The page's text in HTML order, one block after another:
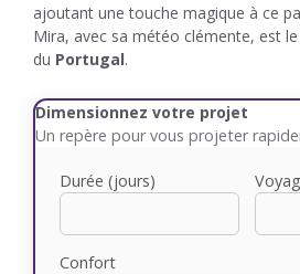
ajoutant une touche magique à ce
Mira, avec sa météo clémente, est
du Portugal.
Dimensionnez votre projet
Un repère pour vous projeter
Durée (jours)
Confort